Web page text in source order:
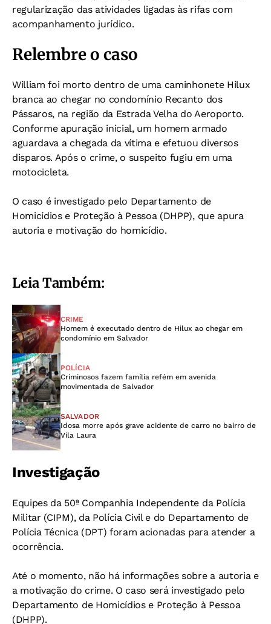
regularização das atividades ligadas às rifas com
acompanhamento jurídico.
Relembre o caso
William foi morto dentro de uma caminhonete Hilux
branca ao chegar no condomínio Recanto dos
Pássaros, na região da Estrada Velha do Aeroporto.
Conforme apuração inicial, um homem armado
aguardava a chegada da vítima e efetuou diversos
disparos. Após o crime, o suspeito fugiu em uma
motocicleta.
O caso é investigado pelo Departamento de
Homicídios e Proteção à Pessoa (DHPP), que apura
autoria e motivação do homicídio.
Leia Também:
CRIME
Homem é executado dentro de Hilux ao chegar em
condomínio em Salvador
POLÍCIA
Criminosos fazem família refém em avenida
movimentada de Salvador
SALVADOR
Idosa morre após grave acidente de carro no bairro de
Vila Laura
Investigação
Equipes da 50ª Companhia Independente da Polícia
Militar (CIPM), da Polícia Civil e do Departamento de
Polícia Técnica (DPT) foram acionadas para atender a
ocorrência.
Até o momento, não há informações sobre a autoria e
a motivação do crime. O caso será investigado pelo
Departamento de Homicídios e Proteção à Pessoa
(DHPP).